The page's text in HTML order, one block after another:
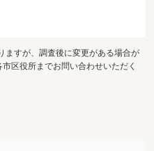
ますが、調査後に変更がある場合が
区役所までお問い合わせいただく